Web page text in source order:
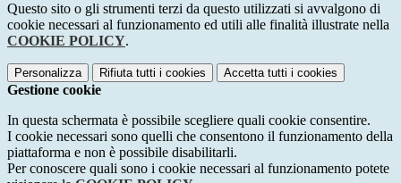
Questo sito o gli strumenti terzi da questo utilizzati si avvalgono di
cookie necessari al funzionamento ed utili alle finalità illustrate nella
COOKIE POLICY.
Personalizza Rifiuta tutti i cookies Accetta tutti i cookies
Gestione cookie
In questa schermata è possibile scegliere quali cookie consentire.
I cookie necessari sono quelli che consentono il funzionamento della
piattaforma e non è possibile disabilitarli.
Per conoscere quali sono i cookie necessari al funzionamento potete